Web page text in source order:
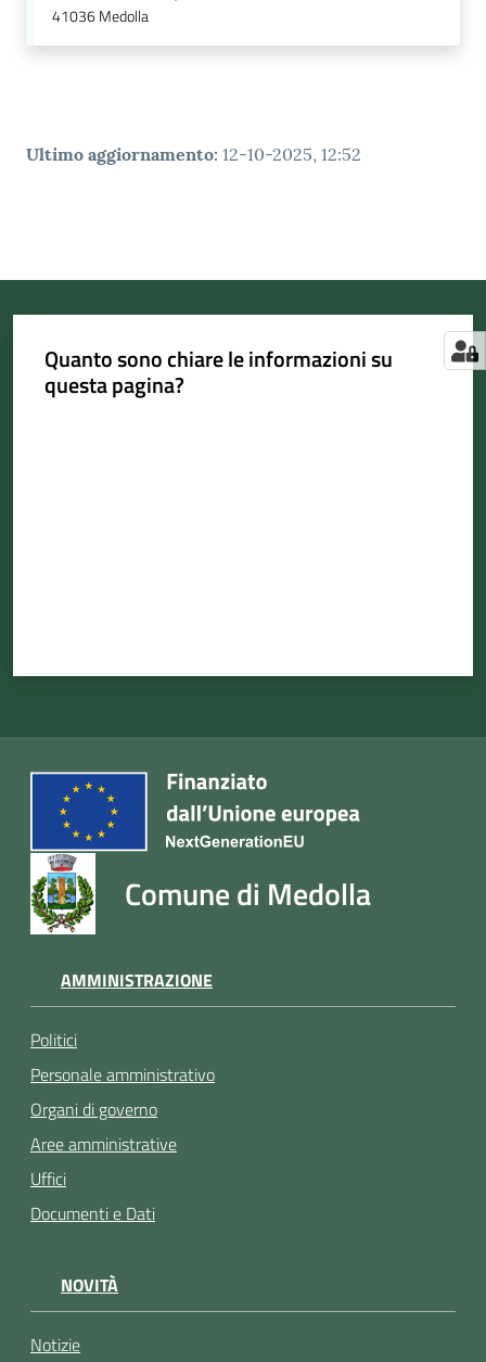
41036Medolla
Ultimo aggiornamento: 12-10-2025, 12:52
Quanto sono chiare le informazioni su
questa pagina?
Comune di Medolla
AMMINISTRAZIONE
Politici
Personale amministrativo
Organi di governo
Aree amministrative
Uffici
Documenti e Dati
NOVITÀ
Notizie